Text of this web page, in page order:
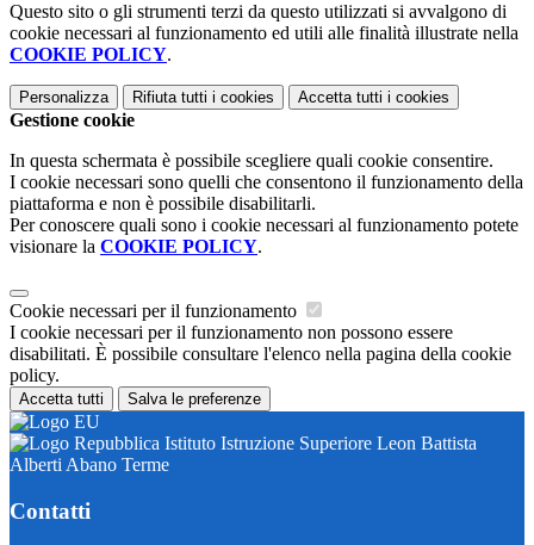
Questo sito o gli strumenti terzi da questo utilizzati si avvalgono di
cookie necessari al funzionamento ed utili alle finalità illustrate nella
COOKIE POLICY.
Personalizza Rifiuta tutti i cookies Accetta tutti i cookies
Gestione cookie
In questa schermata è possibile scegliere quali cookie consentire.
I cookie necessari sono quelli che consentono il funzionamento della
piattaforma e non è possibile disabilitarli.
Per conoscere quali sono i cookie necessari al funzionamento potete
visionare la COOKIE POLICY.
Cookie necessari per il funzionamento
I cookie necessari per il funzionamento non possono essere
disabilitati. È possibile consultare l'elenco nella pagina della cookie
policy.
Accetta tutti Salva le preferenze
Istituto Istruzione Superiore Leon Battista
Alberti Abano Terme
Contatti